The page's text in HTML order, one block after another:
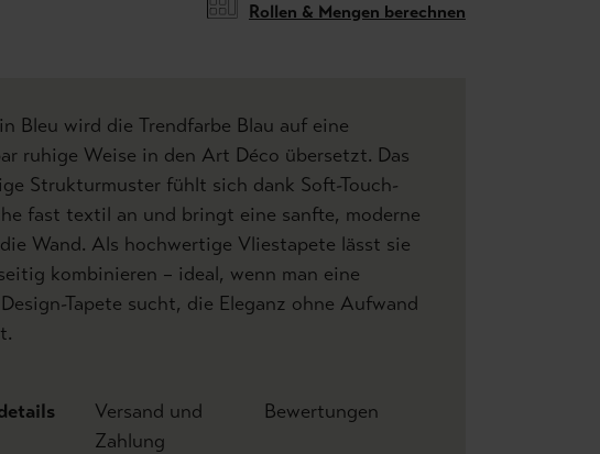
Rollen & Mengen berechnen
Bleu wird die Trendfarbe Blau auf eine
ruhige Weise in den Art Déco übersetzt. Das
Strukturmuster fühlt sich dank Soft-Touch-
fast textil an und bringt eine sanfte, moderne
Wand. Als hochwertige Vliestapete lässt sie
kombinieren – ideal, wenn man eine
Tapete sucht, die Eleganz ohne Aufwand
Versand und
Zahlung
Bewertungen